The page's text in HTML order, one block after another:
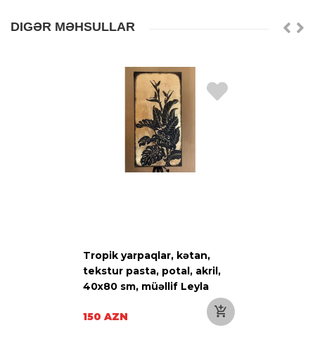
DIGƏR MƏHSULLAR
Tropik yarpaqlar, kətan,
tekstur pasta, potal, akril,
40x80 sm, müəllif Leyla
150 AZN